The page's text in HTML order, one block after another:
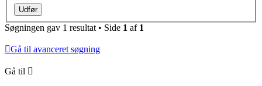
Søgningen gav 1 resultat • Side 1 af 1
Gå til avanceret søgning
Gå til